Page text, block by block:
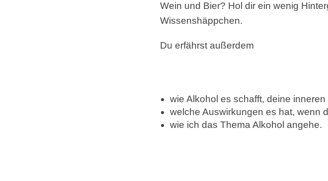
Wein und Bier? Hol dir ein wenig
Wissenshäppchen.
Du erfährst außerdem
wie Alkohol es schafft, deine
welche Auswirkungen es hat, wenn
​wie ich das Thema Alkohol angehe.